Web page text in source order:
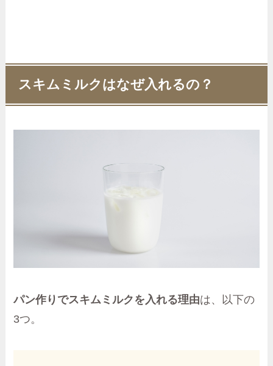
スキムミルクはなぜ入れるの？
パン作りでスキムミルクを入れる理由は、以下の
3つ。